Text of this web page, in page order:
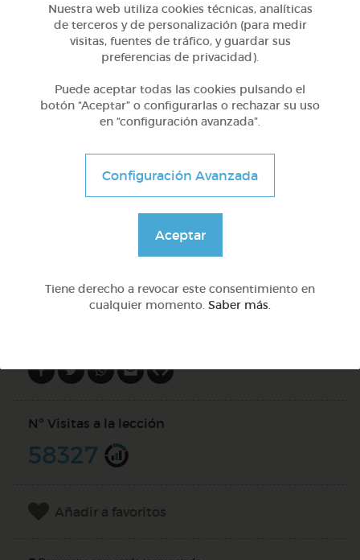
2º Primaria (7-8 años)
El director de orquesta
DOCS (2)
Nº Visitas a la lección
58327
Añadir a favoritos
Nuestra web utiliza cookies técnicas, analíticas
de terceros y de personalización (para medir
visitas, fuentes de tráfico, y guardar sus
preferencias de privacidad).
Puede aceptar todas las cookies pulsando el
botón “Aceptar” o configurarlas o rechazar su uso
en “configuración avanzada”.
Configuración Avanzada
Aceptar
Tiene derecho a revocar este consentimiento en
cualquier momento. Saber más.